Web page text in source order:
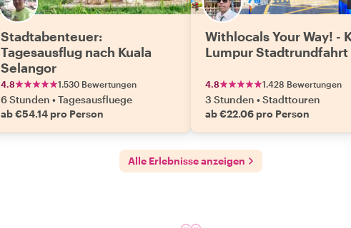
Stadtabenteuer:
Tagesausflug nach Kuala
Selangor
4.8 1.530 Bewertungen
6 Stunden •Tagesausfluege
ab €54.14 pro Person
Withlocals Your Way! -
Lumpur Stadtrundfahrt
4.8 1.428 Bewertungen
3 Stunden •Stadttouren
ab €22.06 pro Person
Alle Erlebnisse anzeigen